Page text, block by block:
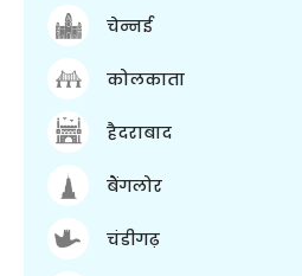
चेन्नई
कोलकाता
हैदराबाद
बैंगलोर
चंडीगढ़